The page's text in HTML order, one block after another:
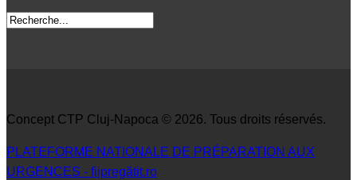
Concept CTP Cluj-Napoca © 2026. Tous droits réservés.
PLATEFORME NATIONALE DE PRÉPARATION AUX
URGENCES - fiipregătit.ro